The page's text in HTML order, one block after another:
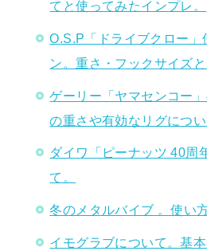
てと使ってみたインプレ。
O.S.P「ドライブクロー」
ン。重さ・フックサイズ
ゲーリー「ヤマセンコー
の重さや有効なリグについ
ダイワ「ピーナッツ 40周
て。
冬のメタルバイブ 。使い
イモグラブについて。基